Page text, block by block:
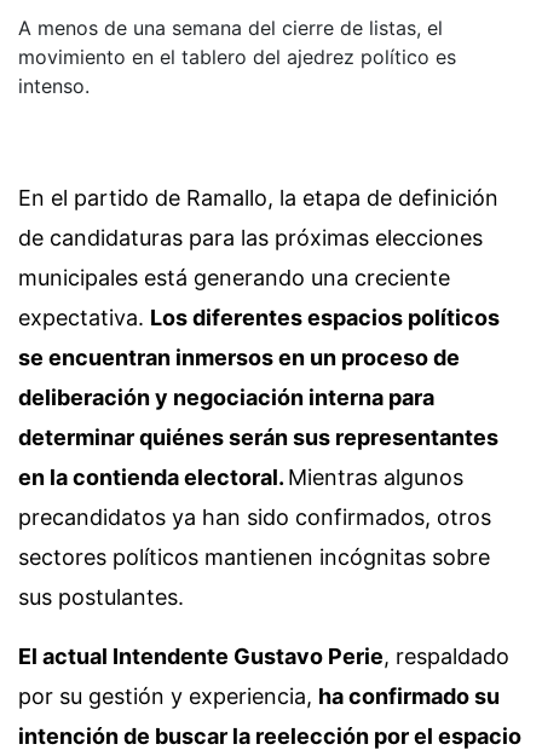
A menos de una semana del cierre de listas, el
movimiento en el tablero del ajedrez político es
intenso.
En el partido de Ramallo, la etapa de definición
de candidaturas para las próximas elecciones
municipales está generando una creciente
expectativa. Los diferentes espacios políticos
se encuentran inmersos en un proceso de
deliberación y negociación interna para
determinar quiénes serán sus representantes
en la contienda electoral. Mientras algunos
precandidatos ya han sido confirmados, otros
sectores políticos mantienen incógnitas sobre
sus postulantes.
El actual Intendente Gustavo Perie, respaldado
por su gestión y experiencia, ha confirmado su
intención de buscar la reelección por el espacio